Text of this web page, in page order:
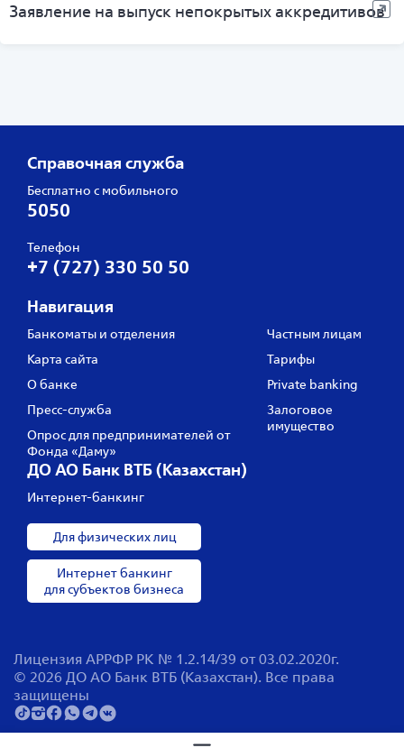
Заявление на выпуск непокрытых аккредитивов
Справочная служба
Бесплатно с мобильного
5050
Телефон
+7 (727) 330 50 50
Навигация
Банкоматы и отделения
Карта сайта
О банке
Пресс‑служба
Опрос для предпринимателей от
Фонда «Даму»
Частным лицам
Тарифы
Private banking
Залоговое
имущество
ДО АО Банк ВТБ (Казахстан)
Интернет-банкинг
Для физических лиц
Интернет банкинг
для субъектов бизнеса
Лицензия АРРФР РК № 1.2.14/39 от 03.02.2020г.
© 2026 ДО АО Банк ВТБ (Казахстан). Все права
защищены